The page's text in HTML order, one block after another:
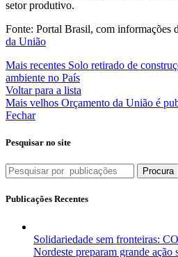
setor produtivo.
Fonte: Portal Brasil, com informações
da União
Mais recentes Solo retirado de
ambiente no País
Voltar para a lista
Mais velhos Orçamento da União é
Fechar
Pesquisar no site
Procura
Publicações Recentes
Solidariedade sem fronteiras:
Nordeste preparam grande ação